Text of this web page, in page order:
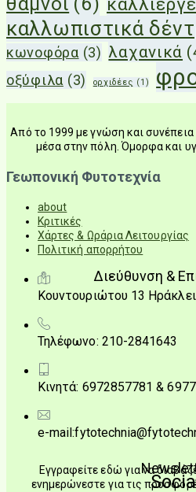
καλλωπιστικά
κωνοφόρα (3) λαχανικά
οξύφιλα (3) ορχιδέες (1)
Από το 1999 με γνώση και συνέπεια
μέσα στην πόλη. Όμορφα και
Γεωπονική Φυτοτεχνία
about
Κριτικές
Χάρτες & Ωράρια Λειτουργίας
Πολιτική απορρήτου
Διεύθυνση &
Κουντουριώτου 13
Τηλέφωνο: 210-2841643
Κινητά: 6972857781 &
e-
Εγγραφείτε εδώ για να
ενημερώνεστε για τις